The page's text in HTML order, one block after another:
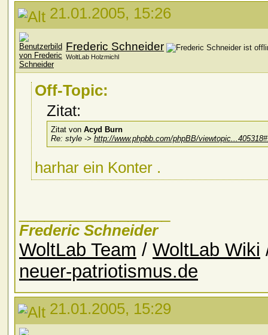
21.01.2005, 15:26
Frederic Schneider
WoltLab Holzmichl
Off-Topic:
Zitat:
Zitat von Acyd Burn
Re: style -> http://www.phpbb.com/phpBB/
harhar ein Konter .
Frederic Schneider
WoltLab Team / WoltLab Wiki
neuer-patriotismus.de
21.01.2005, 15:29